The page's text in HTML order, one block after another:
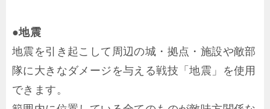
●地震
地震を引き起こして周辺の城・拠点・施設や敵部
隊に大きなダメージを与える戦技「地震」を使用
できます。